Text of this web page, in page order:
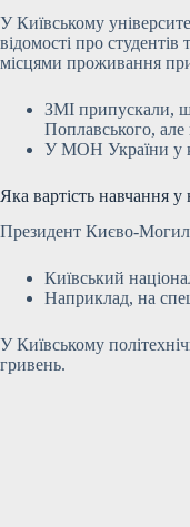
У Київському
відомості про
місцями проживання
ЗМІ припускали,
Поплавського,
У МОН України у
Яка вартість навчання
Президент Києво-
Київський
Наприклад, на
У Київському
гривень.